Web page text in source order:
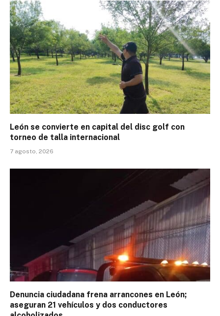
León se convierte en capital del disc golf con
torneo de talla internacional
7 agosto, 2026
Denuncia ciudadana frena arrancones en León;
aseguran 21 vehículos y dos conductores